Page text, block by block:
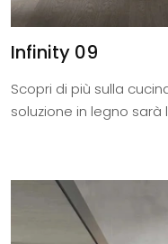
Infinity 09
Scopri di più sulla
soluzione in legno